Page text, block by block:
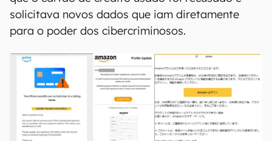
solicitava novos dados que iam diretamente
para o poder dos cibercriminosos.